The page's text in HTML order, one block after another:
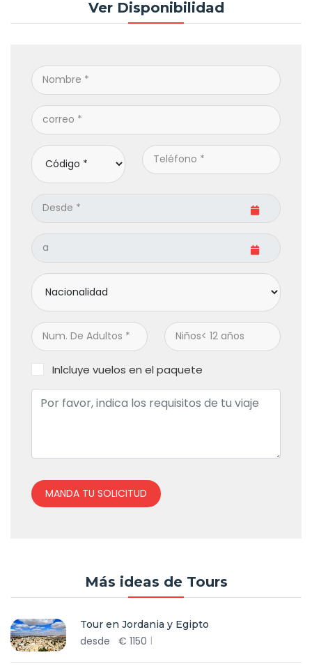
Ver Disponibilidad
Inlcluye vuelos en el paquete
MANDA TU SOLICITUD
Más ideas de Tours
Tour en Jordania y Egipto
desde € 1150